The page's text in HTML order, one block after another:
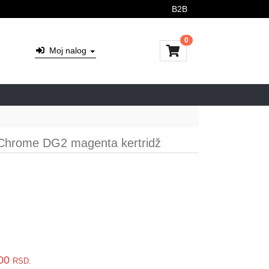
B2B
Moj nalog
0
DG2 magenta kertridž
RSD.